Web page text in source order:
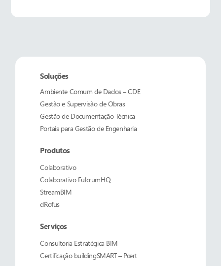
Soluções
Ambiente Comum de Dados – CDE
Gestão e Supervisão de Obras
Gestão de Documentação Técnica
Portais para Gestão de Engenharia
Produtos
Colaborativo
Colaborativo FulcrumHQ
StreamBIM
dRofus
Serviços
Consultoria Estratégica BIM
Certificação buildingSMART – Pcert